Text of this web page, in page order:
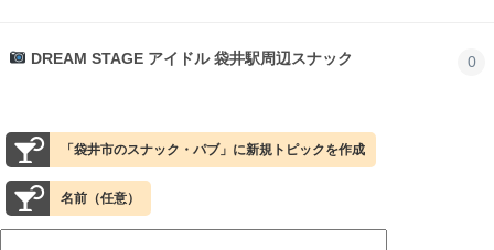
DREAM STAGE アイドル 袋井駅周辺スナック 0
「袋井市のスナック・パブ」に新規トピックを作成
名前（任意）